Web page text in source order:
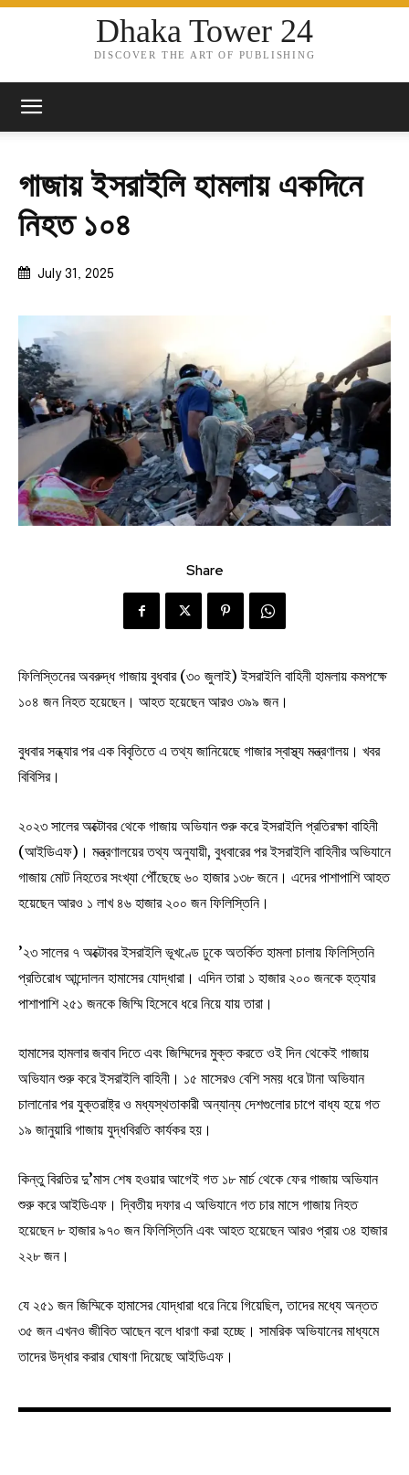
Dhaka Tower 24
DISCOVER THE ART OF PUBLISHING
গাজায় ইসরাইলি হামলায় একদিনে
নিহত ১০৪
July 31, 2025
Share
ফিলিস্তিনের অবরুদ্ধ গাজায় বুধবার (৩০ জুলাই) ইসরাইলি বাহিনী হামলায় কমপক্ষে
১০৪ জন নিহত হয়েছেন। আহত হয়েছেন আরও ৩৯৯ জন।
বুধবার সন্ধ্যার পর এক বিবৃতিতে এ তথ্য জানিয়েছে গাজার স্বাস্থ্য মন্ত্রণালয়। খবর
বিবিসির।
২০২৩ সালের অক্টোবর থেকে গাজায় অভিযান শুরু করে ইসরাইলি প্রতিরক্ষা বাহিনী
(আইডিএফ)। মন্ত্রণালয়ের তথ্য অনুযায়ী, বুধবারের পর ইসরাইলি বাহিনীর অভিযানে
গাজায় মোট নিহতের সংখ্যা পৌঁছেছে ৬০ হাজার ১৩৮ জনে। এদের পাশাপাশি আহত
হয়েছেন আরও ১ লাখ ৪৬ হাজার ২০০ জন ফিলিস্তিনি।
’২৩ সালের ৭ অক্টোবর ইসরাইলি ভূখণ্ডে ঢুকে অতর্কিত হামলা চালায় ফিলিস্তিনি
প্রতিরোধ আন্দোলন হামাসের যোদ্ধারা। এদিন তারা ১ হাজার ২০০ জনকে হত্যার
পাশাপাশি ২৫১ জনকে জিম্মি হিসেবে ধরে নিয়ে যায় তারা।
হামাসের হামলার জবাব দিতে এবং জিম্মিদের মুক্ত করতে ওই দিন থেকেই গাজায়
অভিযান শুরু করে ইসরাইলি বাহিনী। ১৫ মাসেরও বেশি সময় ধরে টানা অভিযান
চালানোর পর যুক্তরাষ্ট্র ও মধ্যস্থতাকারী অন্যান্য দেশগুলোর চাপে বাধ্য হয়ে গত
১৯ জানুয়ারি গাজায় যুদ্ধবিরতি কার্যকর হয়।
কিন্তু বিরতির দু’মাস শেষ হওয়ার আগেই গত ১৮ মার্চ থেকে ফের গাজায় অভিযান
শুরু করে আইডিএফ। দ্বিতীয় দফার এ অভিযানে গত চার মাসে গাজায় নিহত
হয়েছেন ৮ হাজার ৯৭০ জন ফিলিস্তিনি এবং আহত হয়েছেন আরও প্রায় ৩৪ হাজার
২২৮ জন।
যে ২৫১ জন জিম্মিকে হামাসের যোদ্ধারা ধরে নিয়ে গিয়েছিল, তাদের মধ্যে অন্তত
৩৫ জন এখনও জীবিত আছেন বলে ধারণা করা হচ্ছে। সামরিক অভিযানের মাধ্যমে
তাদের উদ্ধার করার ঘোষণা দিয়েছে আইডিএফ।